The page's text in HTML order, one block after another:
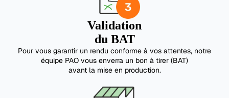
Validation
du BAT
Pour vous garantir un rendu conforme à vos attentes, notre
équipe PAO vous enverra un bon à tirer (BAT)
avant la mise en production.